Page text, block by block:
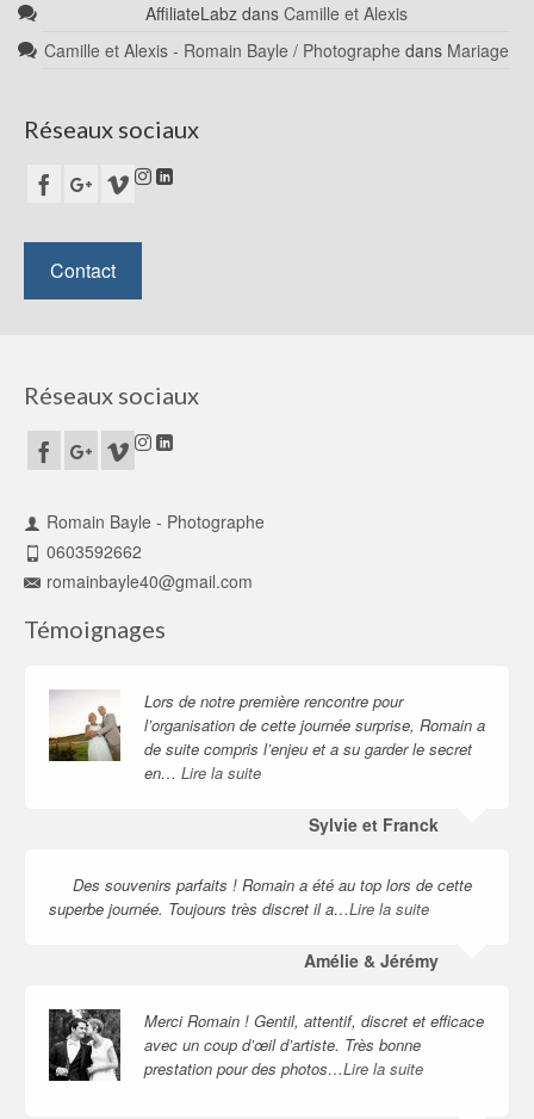
AffiliateLabzdans Camille et Alexis
Camille et Alexis - Romain Bayle / Photographe dans Mariage
Réseaux sociaux
Contact
Réseaux sociaux
Romain Bayle - Photographe
0603592662
romainbayle40@gmail.com
Témoignages
Lors de notre première rencontre pour
l’organisation de cette journée surprise, Romain a
de suite compris l’enjeu et a su garder le secret
en… Lire la suite
Sylvie et Franck
Des souvenirs parfaits ! Romain a été au top lors de cette
superbe journée. Toujours très discret il a…Lire la suite
Amélie & Jérémy
Merci Romain ! Gentil, attentif, discret et efficace
avec un coup d’œil d’artiste. Très bonne
prestation pour des photos…Lire la suite